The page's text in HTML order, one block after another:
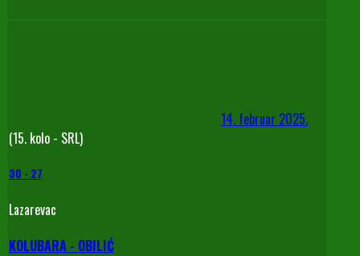
14. februar 2025.
(15. kolo - SRL)
30 - 27
Lazarevac
KOLUBARA - OBILIĆ